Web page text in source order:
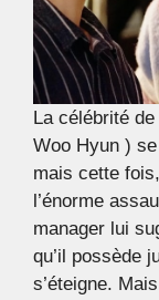
La célébrité
Woo Hyun )
mais cette
l’énorme
manager lui
qu’il possède
s’éteigne.